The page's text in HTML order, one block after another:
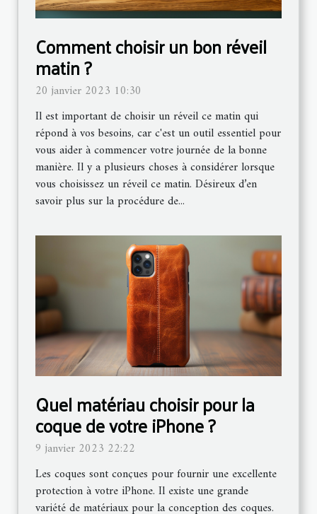
Comment choisir un bon réveil
matin ?
20 janvier 2023 10:30
Il est important de choisir un réveil ce matin qui
répond à vos besoins, car c'est un outil essentiel pour
vous aider à commencer votre journée de la bonne
manière. Il y a plusieurs choses à considérer lorsque
vous choisissez un réveil ce matin. Désireux d’en
savoir plus sur la procédure de...
Quel matériau choisir pour la
coque de votre iPhone ?
9 janvier 2023 22:22
Les coques sont conçues pour fournir une excellente
protection à votre iPhone. Il existe une grande
variété de matériaux pour la conception des coques.